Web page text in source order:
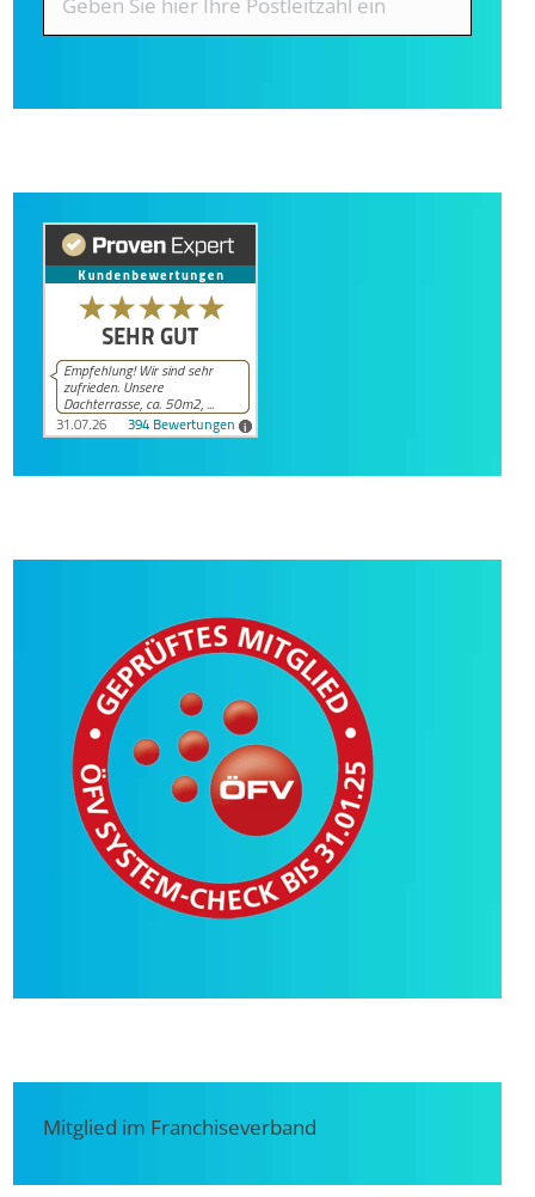
Mitglied im Franchiseverband